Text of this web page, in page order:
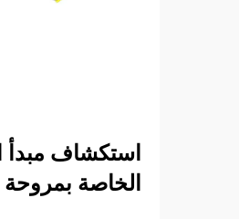
استكشاف مبدأ
الخاصة بمروحة HVLS